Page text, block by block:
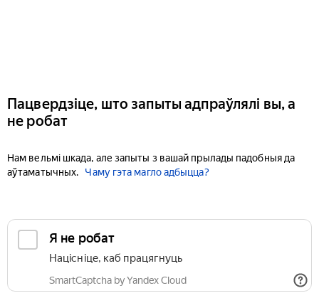
Пацвердзіце, што запыты адпраўлялі вы, а
не робат
Нам вельмі шкада, але запыты з вашай прылады падобныя да
аўтаматычных.
Чаму гэта магло адбыцца?
Я не робат
Націсніце, каб працягнуць
SmartCaptcha by Yandex Cloud